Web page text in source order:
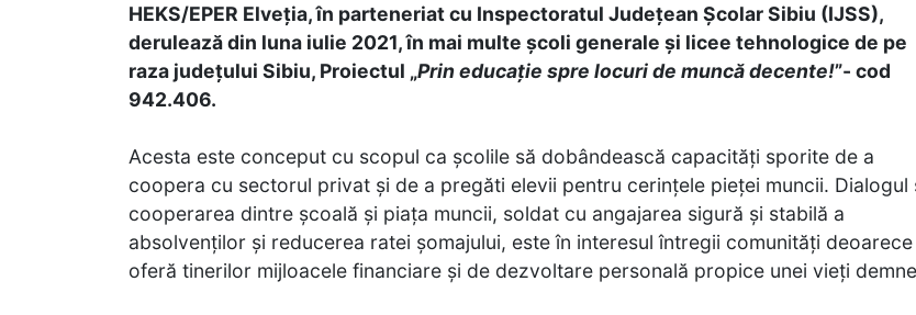
HEKS/EPER Elveția, în parteneriat cu Inspectoratul Județean Școlar Sibiu (IJSS),
derulează din luna iulie 2021, în mai multe școli generale și licee tehnologice de pe
raza județului Sibiu, Proiectul „Prin educație spre locuri de muncă decente!”- cod
942.406.
Acesta este conceput cu scopul ca școlile să dobândească capacități sporite de a
coopera cu sectorul privat și de a pregăti elevii pentru cerințele pieței muncii. Dialogul
cooperarea dintre școală și piața muncii, soldat cu angajarea sigură și stabilă a
absolvenților și reducerea ratei șomajului, este în interesul întregii comunități deoarece
oferă tinerilor mijloacele financiare și de dezvoltare personală propice unei vieți